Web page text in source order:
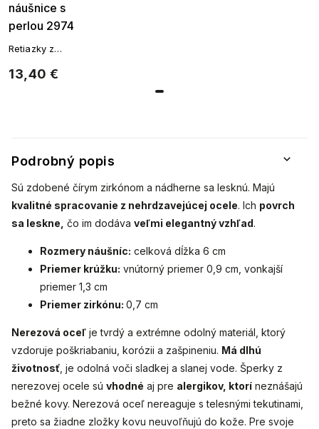
Podrobný popis
Sú zdobené čírym zirkónom a nádherne sa lesknú. Majú
kvalitné spracovanie z nehrdzavejúcej ocele. Ich povrch
sa leskne, čo im dodáva veľmi elegantný vzhľad.
Rozmery náušníc: celková dĺžka 6 cm
Priemer krúžku: vnútorný priemer 0,9 cm, vonkajší
priemer 1,3 cm
Priemer zirkónu: 0,7 cm
Nerezová oceľ je tvrdý a extrémne odolný materiál, ktorý
vzdoruje poškriabaniu, korózii a zašpineniu. Má dlhú
životnosť , je odolná voči sladkej a slanej vode. Šperky z
nerezovej ocele sú vhodné aj pre alergikov, ktorí neznášajú
bežné kovy. Nerezová oceľ nereaguje s telesnými tekutinami,
preto sa žiadne zložky kovu neuvoľňujú do kože. Pre svoje
náušnice s
perlou 2974
13,40 €
Retiazky z
ocele